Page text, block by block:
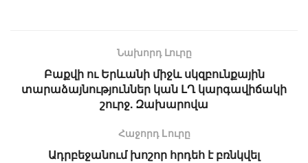
Նախորդ Լուրը
Բաքվի ու Երևանի միջև սկզբունքային
տարաձայնություններ կան ԼՂ կարգավիճակի
շուրջ. Զախարովա
Հաջորդ Lուրը
Ադրբեջանում խոշոր հրդեհ է բռնկվել